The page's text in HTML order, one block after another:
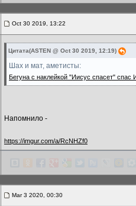
Oct 30 2019, 13:22
Цитата(ASTEN @ Oct 30 2019, 12:19)
Шах и мат, аметисты:
Бегуна с наклейкой "Иисус спасет" спас
Напомнило -
https://imgur.com/a/RcNHZf0
Mar 3 2020, 00:30